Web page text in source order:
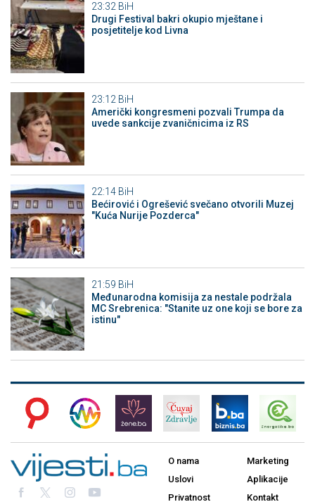
23:32 BiH
Drugi Festival bakri okupio mještane i
posjetitelje kod Livna
23:12 BiH
Američki kongresmeni pozvali Trumpa da
uvede sankcije zvaničnicima iz RS
22:14 BiH
Bećirović i Ogrešević svečano otvorili Muzej
"Kuća Nurije Pozderca"
21:59 BiH
Međunarodna komisija za nestale podržala
MC Srebrenica: "Stanite uz one koji se bore za
istinu"
O nama
Uslovi
Privatnost
Marketing
Aplikacije
Kontakt